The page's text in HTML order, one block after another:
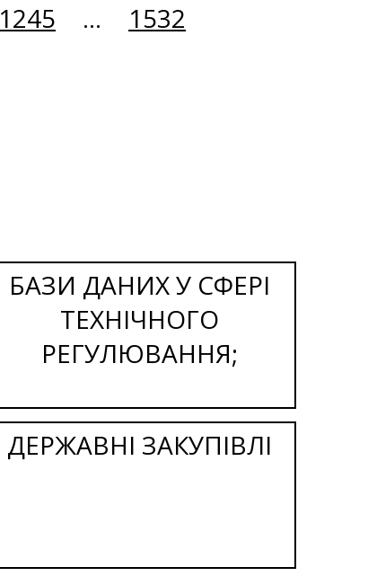
1245 ...
1532
БАЗИ ДАНИХ У СФЕРІ
ТЕХНІЧНОГО
РЕГУЛЮВАННЯ;
ДЕРЖАВНІ ЗАКУПІВЛІ